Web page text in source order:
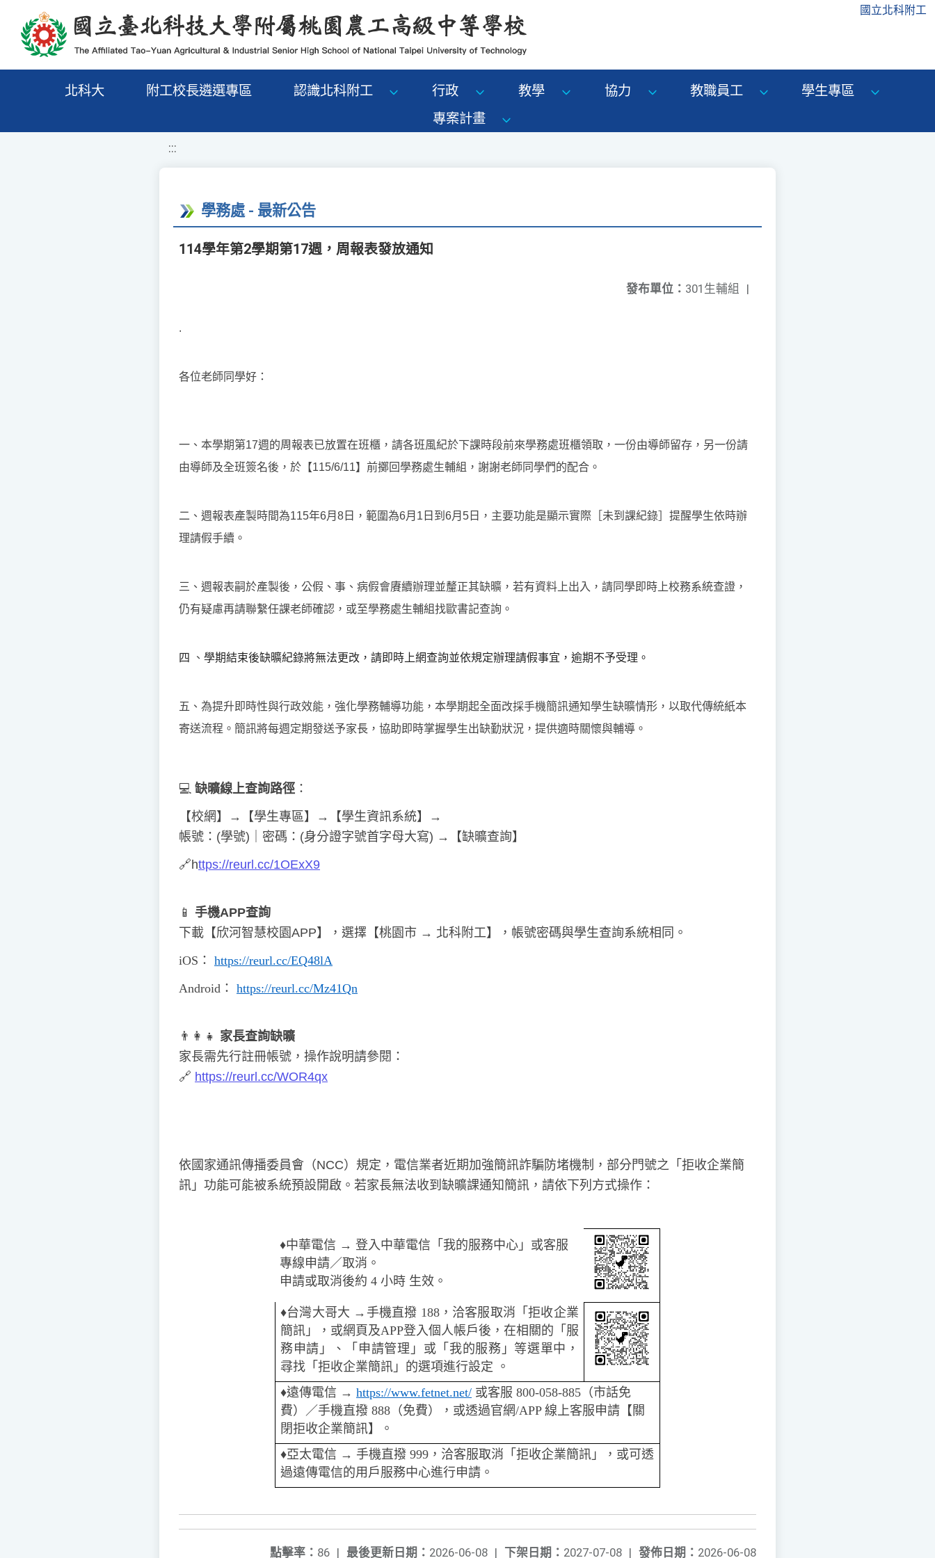
移至網頁之主要內容區位置 國立北科附工
北科大 附工校長遴選專區 認識北科附工 行政 教學 協力 教職員工
學生專區
專案計畫
:::
學務處 - 最新公告
114學年第2學期第17週，周報表發放通知
發布單位： 301生輔組 |
.
各位老師同學好：
一、本學期第17週的周報表已放置在班櫃，請各班風紀於下課時段前來學務處班櫃領取，一份由導師留存，另一份請
由導師及全班簽名後，於【115/6/11】前擲回學務處生輔組，謝謝老師同學們的配合。
二、週報表產製時間為115年6月8日，範圍為6月1日到6月5日，主要功能是顯示實際［未到課紀錄］提醒學生依時辦
理請假手續。
三、週報表嗣於產製後，公假、事、病假會賡續辦理並釐正其缺曠，若有資料上出入，請同學即時上校務系統查證，
仍有疑慮再請聯繫任課老師確認，或至學務處生輔組找歐書記查詢。
四 、 學期結束後缺曠紀錄將無法更改， 請即時上網查詢並依規定辦理請假事宜，逾期不予受理。
五、為提升即時性與行政效能，強化學務輔導功能，本學期起全面改採手機簡訊通知學生缺曠情形，以取代傳統紙本
寄送流程。簡訊將每週定期發送予家長，協助即時掌握學生出缺勤狀況，提供適時關懷與輔導。
💻 缺曠線上查詢路徑 ：
【校網】→【學生專區】→【學生資訊系統】→
帳號：(學號)｜密碼：(身分證字號首字母大寫) →【缺曠查詢】
🔗https://reurl.cc/1OExX9
📱 手機APP查詢
下載【欣河智慧校園APP】，選擇【桃園市 → 北科附工】，帳號密碼與學生查詢系統相同。
iOS ： https://reurl.cc/EQ48lA
Android ： https://reurl.cc/Mz41Qn
👨 👩 👧 家長查詢缺曠
家長需先行註冊帳號，操作說明請參閱：
🔗 https://reurl.cc/WOR4qx
依國家通訊傳播委員會（NCC）規定，電信業者近期加強簡訊詐騙防堵機制，部分門號之「拒收企業簡
訊」功能可能被系統預設開啟。若家長無法收到缺曠課通知簡訊，請依下列方式操作：
♦️中華電信 → 登入中華電信「我的服務中心」或客服
專線申請／取消。
申請或取消後約 4 小時 生效。
♦️台灣大哥大 →手機直撥 188，洽客服取消「拒收企業
簡訊」，或網頁及APP登入個人帳戶後，在相關的「服
務申請」、「申請管理」或「我的服務」等選單中，
尋找「拒收企業簡訊」的選項進行設定 。
♦️遠傳電信 → https://www.fetnet.net/ 或客服 800-058-885（市話免
費）／手機直撥 888（免費），或透過官網/APP 線上客服申請【關
閉拒收企業簡訊】。
♦️️亞太電信 → 手機直撥 999，洽客服取消「拒收企業簡訊」，或可透
過遠傳電信的用戶服務中心進行申請。
發佈日期： 2026-06-08
下架日期： 2027-07-08 |
最後更新日期： 2026-06-08 |
點擊率： 86 |